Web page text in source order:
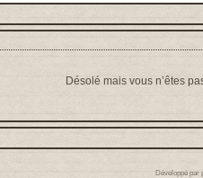
Désolé mais vous n’êtes
Développé par